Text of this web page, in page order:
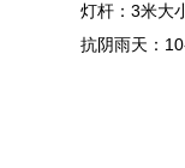
灯杆：3米大
抗阴雨天：